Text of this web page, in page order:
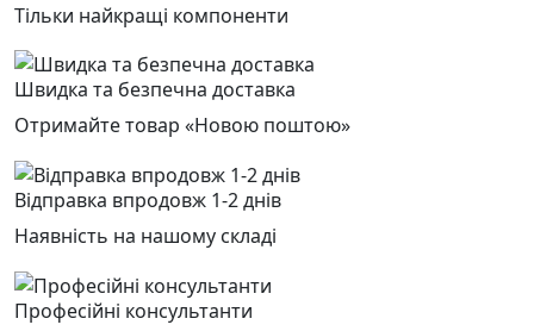
Тільки найкращі компоненти
Швидка та безпечна доставка
Отримайте товар «Новою поштою»
Відправка впродовж 1-2 днів
Наявність на нашому складі
Професійні консультанти